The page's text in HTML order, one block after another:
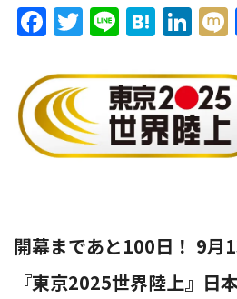
Facebook
Twitter
Line
開幕まであと100日！ 9月
『東京2025世界陸上』日